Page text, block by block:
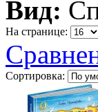
Вид:
На странице:
Сортировка: